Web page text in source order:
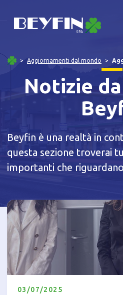
Aggiornamenti dal mondo
Notizie
Beyfin è una realtà in
questa sezione troverai
importanti che
03/07/2025